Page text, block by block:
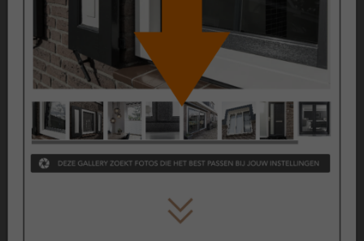
Garantie op kunststof kozijnen
Kunststof kozijnen zijn ontwikkeld voor langdurig gebruik en
hebben een lange levensverwachting. Op de belangrijkste
onderdelen gelden vaste garantieperiodes.
10 jaar garantie op kunststof kozijnen
10 jaar garantie op glas
2 jaar garantie op hang- en sluitwerk
De exacte voorwaarden en dekking zijn vastgelegd in de